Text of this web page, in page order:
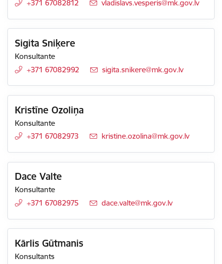
+371 67082812
E-pasts:
vladislavs.vesperis@mk.gov.lv
Sigita Sniķere
Konsultante
+371 67082992
E-pasts:
sigita.snikere@mk.gov.lv
Kristīne Ozoliņa
Konsultante
+371 67082973
E-pasts:
kristine.ozolina@mk.gov.lv
Dace Valte
Konsultante
+371 67082975
E-pasts:
dace.valte@mk.gov.lv
Kārlis Gūtmanis
Konsultants